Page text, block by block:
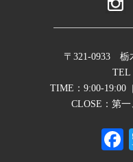
〒321-0933 栃
TEL
TIME：9:00-19:00
CLOSE：第